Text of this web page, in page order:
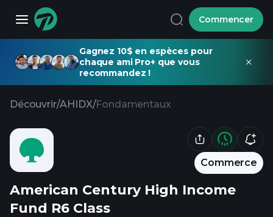
Commencer
Gagnez 10$ en espèces pour
chaque ami Pro+ que vous
recommandez !
Découvrir/AHIDX/Fondamentaux
Commerce
American Century High Income
Fund R6 Class